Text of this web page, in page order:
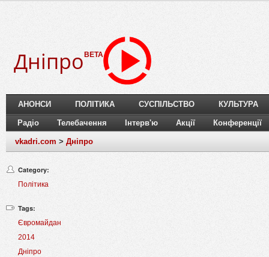
Дніпро BETA
АНОНСИ ПОЛІТИКА СУСПІЛЬСТВО КУЛЬТУРА
Радіо Телебачення Інтерв'ю Акції Конференції
vkadri.com > Дніпро
Category:
Політика
Tags:
Євромайдан
2014
Дніпро